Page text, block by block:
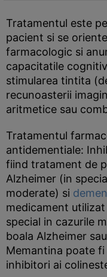
Tratamentul este
pacient si se
farmacologic si
capacitatile
stimularea tintita
recunoasterii
aritmetice sau
Tratamentul
antidementiale:
fiind tratament de
Alzheimer (in
moderate) si
medicament
special in cazurile
boala Alzheimer
Memantina poate
inhibitori ai